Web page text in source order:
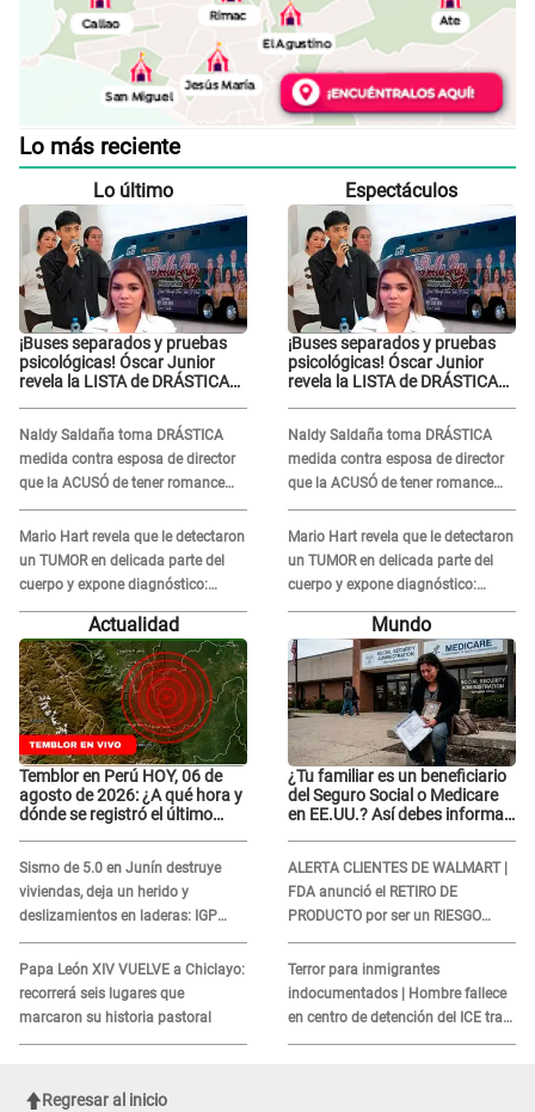
Lo más reciente
Lo último
¡Buses separados y pruebas
psicológicas! Óscar Junior
revela la LISTA de DRÁSTICAS
Naldy Saldaña
Naldy Saldaña toma DRÁSTICA
medida contra esposa de director
que la ACUSÓ de tener romance
con él: "Muy triste..."
Mario Hart revela que le detectaron
un TUMOR en delicada parte del
cuerpo y expone diagnóstico:
"Dolores muy fuertes..."
Espectáculos
¡Buses separados y pruebas
psicológicas! Óscar Junior
revela la LISTA de DRÁSTICAS
Naldy Saldaña
Naldy Saldaña toma DRÁSTICA
medida contra esposa de director
que la ACUSÓ de tener romance
con él: "Muy triste..."
Mario Hart revela que le detectaron
un TUMOR en delicada parte del
cuerpo y expone diagnóstico:
"Dolores muy fuertes..."
Actualidad
Temblor en Perú HOY, 06 de
agosto de 2026: ¿A qué hora y
dónde se registró el último
Sismo de 5.0 en Junín destruye
viviendas, deja un herido y
deslizamientos en laderas: IGP
alerta sobre posibles réplicas
Papa León XIV VUELVE a Chiclayo:
recorrerá seis lugares que
marcaron su historia pastoral
Mundo
¿Tu familiar es un beneficiario
del Seguro Social o Medicare
en EE.UU.? Así debes informar
ALERTA CLIENTES DE WALMART |
FDA anunció el RETIRO DE
PRODUCTO por ser un RIESGO
MORTAL para consumidores: ¿Cuál
es?
Terror para inmigrantes
indocumentados | Hombre fallece
en centro de detención del ICE tras
sufrir una "emergencia médica"
Regresar al inicio